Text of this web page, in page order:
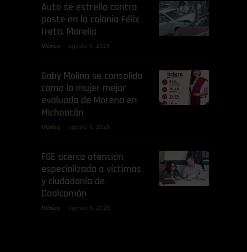
Auto se estrella contra
poste en la colonia Félix
Ireta, Morelia
México agosto 6, 2026
Gaby Molina se consolida
como la mujer mejor
evaluada de Morena en
Michoacán
México agosto 6, 2026
FGE acerca atención
especializada a víctimas
y ciudadanía de
Coalcomán
México agosto 6, 2026